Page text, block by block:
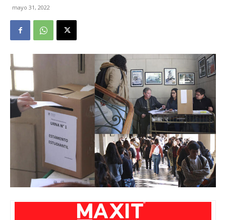
mayo 31, 2022